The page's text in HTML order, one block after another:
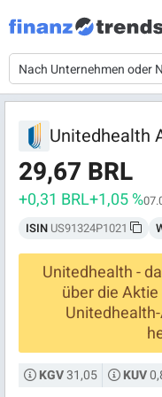
Unitedhealth
29,67 BRL
+0,31 BRL+1,05 %
ISIN US91324P1021
Unitedhealth -
über die
KGV31,05 KUV